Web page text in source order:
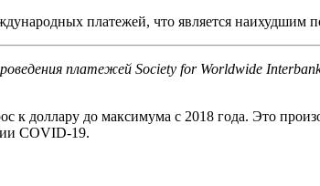
платежей, что является наихудшим
платежей Society for Worldwide
к доллару до максимума с 2018 года. Это
COVID-19.